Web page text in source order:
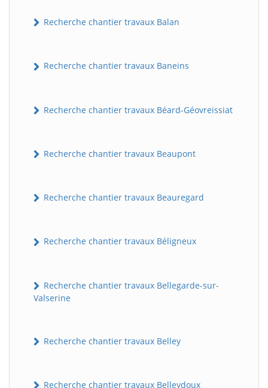
Recherche chantier travaux Balan
Recherche chantier travaux Baneins
Recherche chantier travaux Béard-Géovreissiat
Recherche chantier travaux Beaupont
Recherche chantier travaux Beauregard
Recherche chantier travaux Béligneux
Recherche chantier travaux Bellegarde-sur-
Valserine
Recherche chantier travaux Belley
Recherche chantier travaux Belleydoux